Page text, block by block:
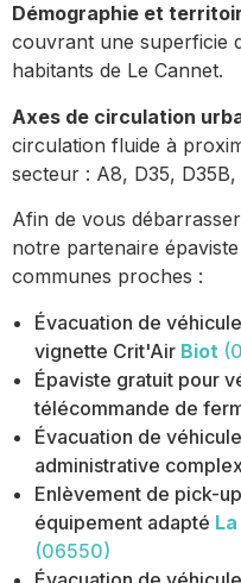
Démographie et
couvrant une superficie
habitants de Le Cannet.
Axes de circulation
circulation fluide à
secteur : A8, D35,
Afin de vous
notre partenaire
communes proches :
Évacuation de
vignette Crit'Air Biot
Épaviste gratuit pour
télécommande de
Évacuation de
administrative
Enlèvement de pick-
équipement adapté
(06550)